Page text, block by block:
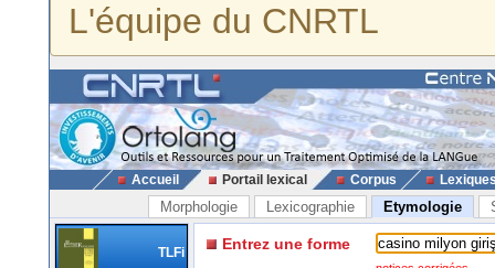
L'équipe du CNRTL
Accueil Portail lexical Corpus
Morphologie Lexicographie Etymologie
TLFi Entrez une forme